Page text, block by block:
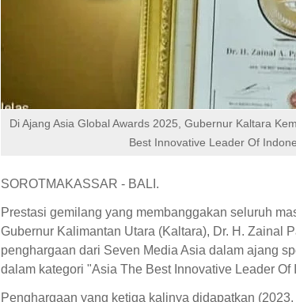
Di Ajang Asia Global Awards 2025, Gubernur Kaltara
Best Innovative Leader Of
SOROTMAKASSAR - BALI.
Prestasi gemilang yang membanggakan seluruh
Gubernur Kalimantan Utara (Kaltara), Dr. H. Zainal
penghargaan dari Seven Media Asia dalam ajang
dalam kategori "Asia The Best Innovative Leader Of
Penghargaan yang ketiga kalinya didapatkan